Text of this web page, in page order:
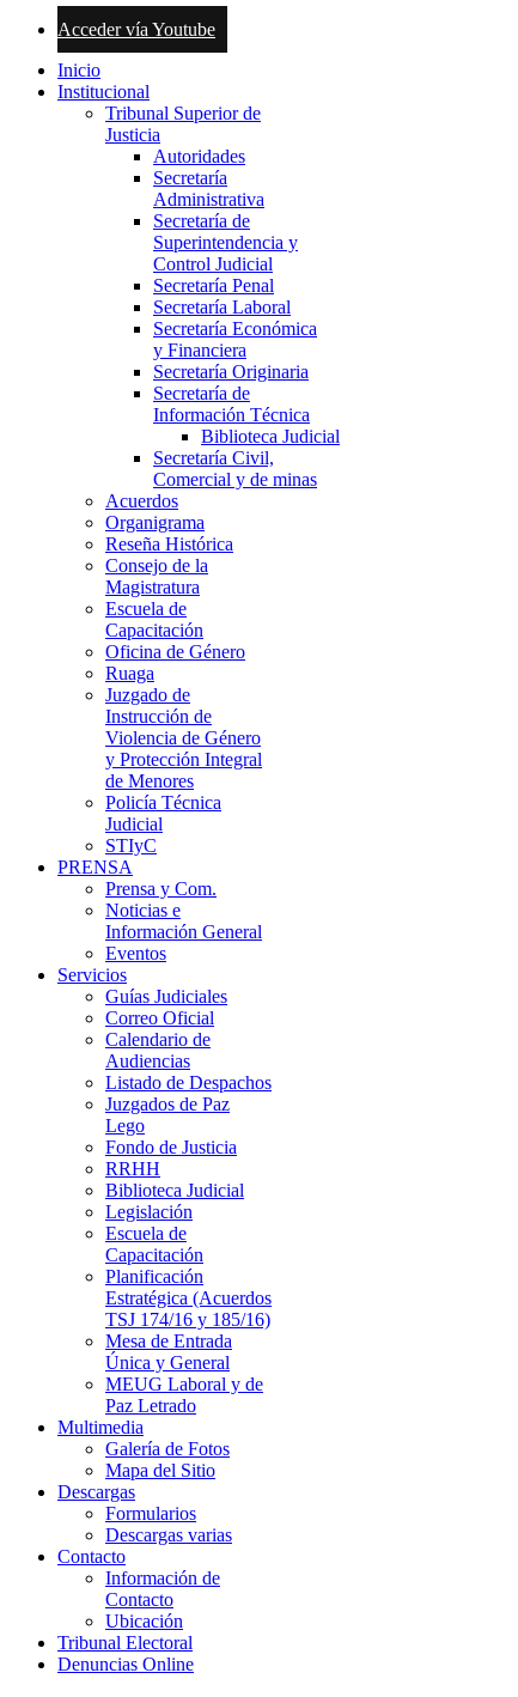
Acceder vía Youtube
Inicio
Institucional
Tribunal Superior de
Justicia
Autoridades
Secretaría
Administrativa
Secretaría de
Superintendencia y
Control Judicial
Secretaría Penal
Secretaría Laboral
Secretaría Económica
y Financiera
Secretaría Originaria
Secretaría de
Información Técnica
Biblioteca Judicial
Secretaría Civil,
Comercial y de minas
Acuerdos
Organigrama
Reseña Histórica
Consejo de la
Magistratura
Escuela de
Capacitación
Oficina de Género
Ruaga
Juzgado de
Instrucción de
Violencia de Género
y Protección Integral
de Menores
Policía Técnica
Judicial
STIyC
PRENSA
Prensa y Com.
Noticias e
Información General
Eventos
Servicios
Guías Judiciales
Correo Oficial
Calendario de
Audiencias
Listado de Despachos
Juzgados de Paz
Lego
Fondo de Justicia
RRHH
Biblioteca Judicial
Legislación
Escuela de
Capacitación
Planificación
Estratégica (Acuerdos
TSJ 174/16 y 185/16)
Mesa de Entrada
Única y General
MEUG Laboral y de
Paz Letrado
Multimedia
Galería de Fotos
Mapa del Sitio
Descargas
Formularios
Descargas varias
Contacto
Información de
Contacto
Ubicación
Tribunal Electoral
Denuncias Online